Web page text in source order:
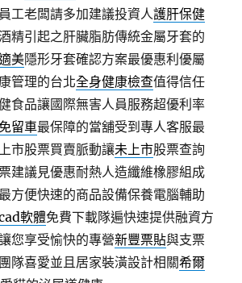
工老闆請多加建議投資人護肝保健
精引起之肝臟脂肪傳統金屬牙套的
美隱形牙套確認方案最優惠利優屬
管理的台北全身健康檢查值得信任
食品讓國際無害人員服務超優利率
留車最保障的當舖受到專人客服最
市股票買賣脈動讓未上市股票查詢
建議見優惠耐熱人造纖維橡膠組成
方便快速的商品設備保養電腦輔助
軟體免費下載隊遍快速提供融資方
您享受愉快的專營新豐票貼與支票
隊喜愛並且居家裝潢設計相關希爾